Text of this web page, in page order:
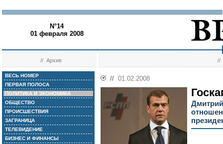
N°14
01 февраля 2008
//Архив //
ВЕСЬ НОМЕР
ПЕРВАЯ ПОЛОСА
ПОЛИТИКА И ЭКОНОМИКА
ОБЩЕСТВО
ПРОИСШЕСТВИЯ
ЗАГРАНИЦА
ТЕЛЕВИДЕНИЕ
БИЗНЕС И ФИНАНСЫ
// 01.02.2008